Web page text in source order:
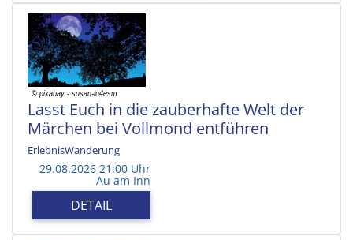
Lasst Euch in die zauberhafte Welt der
Märchen bei Vollmond entführen
ErlebnisWanderung
29.08.2026 21:00 Uhr
Au am Inn
DETAIL